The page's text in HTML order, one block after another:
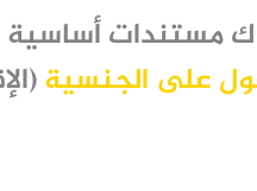
مستندات
على الجنسية